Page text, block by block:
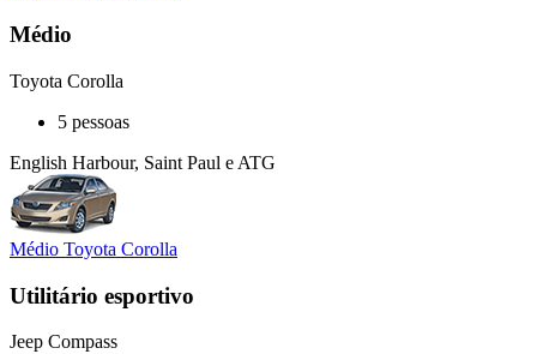
Médio
Toyota Corolla
5 pessoas
English Harbour, Saint Paul e ATG
Médio Toyota Corolla
Utilitário esportivo
Jeep Compass